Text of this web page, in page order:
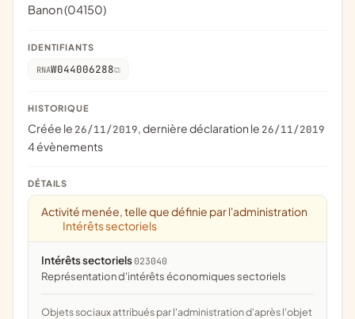
Banon (04150)
IDENTIFIANTS
RNAW044006288
HISTORIQUE
Créée le 26/11/2019, dernière déclaration le 26/11/2019
4 évènements
DÉTAILS
Activité menée, telle que définie par l'administration
Intérêts sectoriels
Intérêts sectoriels 023040
représentation d'intérêts économiques sectoriels
Objets sociaux attribués par l'administration d'après l'objet